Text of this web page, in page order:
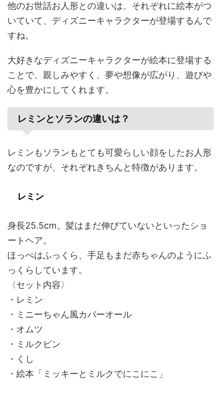
他のお世話お人形との違いは、それぞれに絵本がつ
いていて、ディズニーキャラクターが登場するんで
すね。
大好きなディズニーキャラクターが絵本に登場する
ことで、親しみやすく、夢や想像が広がり、遊びや
心を豊かにしてくれます。
レミンとソランの違いは？
レミンもソランもとても可愛らしい顔をしたお人形
なのですが、それぞれきちんと特徴があります。
レミン
身長25.5cm。髪はまだ伸びていないといったショ
ートヘア。
ほっぺはふっくら、手足もまだ赤ちゃんのようにふ
っくらしています。
〈セット内容〉
・レミン
・ミニーちゃん風カバーオール
・オムツ
・ミルクビン
・くし
・絵本「ミッキーとミルクでにこにこ」